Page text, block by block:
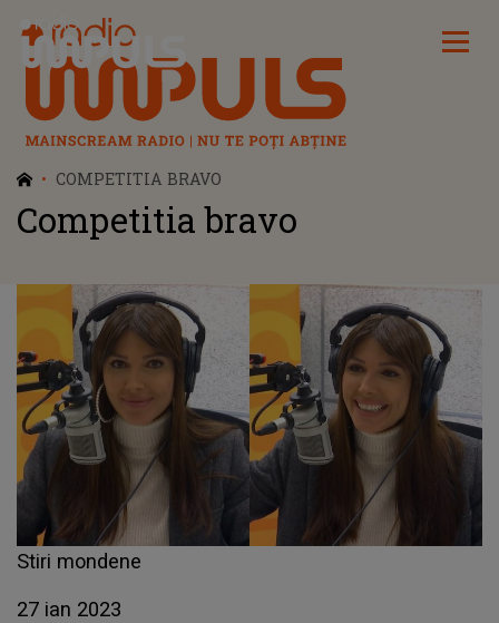
Radio Impuls
COMPETITIA BRAVO
Competitia bravo
Stiri mondene
27 ian 2023